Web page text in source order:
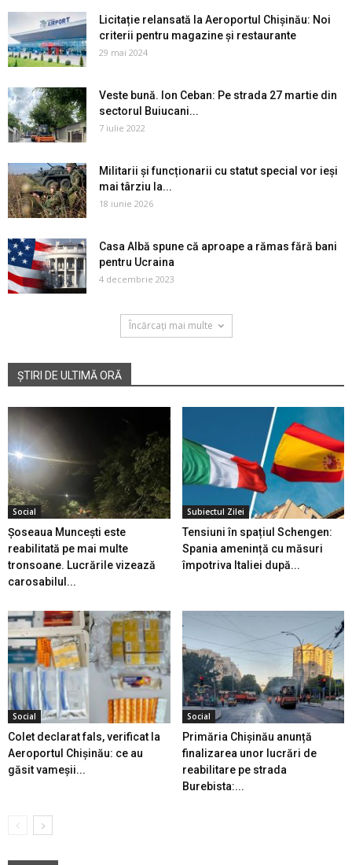
Licitație relansată la Aeroportul Chișinău: Noi
criterii pentru magazine și restaurante
29 mai 2024
Veste bună. Ion Ceban: Pe strada 27 martie din
sectorul Buiucani...
7 iulie 2022
Militarii și funcționarii cu statut special vor ieși
mai târziu la...
18 iunie 2026
Casa Albă spune că aproape a rămas fără bani
pentru Ucraina
4 decembrie 2023
Încărcați mai multe
ȘTIRI DE ULTIMĂ ORĂ
Social
Șoseaua Muncești este
reabilitată pe mai multe
tronsoane. Lucrările vizează
carosabilul...
Subiectul Zilei
Tensiuni în spațiul Schengen:
Spania amenință cu măsuri
împotriva Italiei după...
Social
Colet declarat fals, verificat la
Aeroportul Chișinău: ce au
găsit vameșii...
Social
Primăria Chișinău anunță
finalizarea unor lucrări de
reabilitare pe strada
Burebista:...